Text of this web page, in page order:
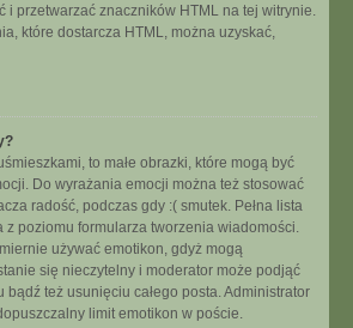
i przetwarzać znaczników HTML na tej witrynie.
które dostarcza HTML, można uzyskać,
to małe obrazki, które mogą być
Do wyrażania emocji można też stosować
radość, podczas gdy :( smutek. Pełna lista
z poziomu formularza tworzenia wiadomości.
używać emotikon, gdyż mogą
się nieczytelny i moderator może podjąć
też usunięciu całego posta. Administrator
limit emotikon w poście.